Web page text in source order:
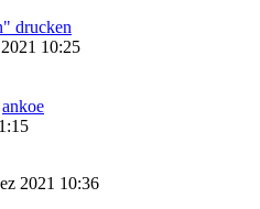
drucken
10:25
ankoe
2021 10:36